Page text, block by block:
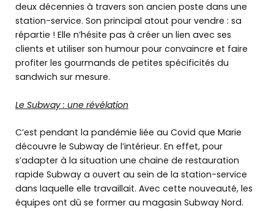
deux décennies à travers son ancien poste dans une
station-service. Son principal atout pour vendre : sa
répartie ! Elle n’hésite pas à créer un lien avec ses
clients et utiliser son humour pour convaincre et faire
profiter les gourmands de petites spécificités du
sandwich sur mesure.
Le Subway : une révélation
C’est pendant la pandémie liée au Covid que Marie
découvre le Subway de l’intérieur. En effet, pour
s’adapter à la situation une chaine de restauration
rapide Subway a ouvert au sein de la station-service
dans laquelle elle travaillait. Avec cette nouveauté, les
équipes ont dû se former au magasin Subway Nord.